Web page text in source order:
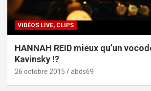
VIDÉOS LIVE, CLIPS
HANNAH REID mieux qu’un
Kavinsky !?
26 octobre 2015 abds69